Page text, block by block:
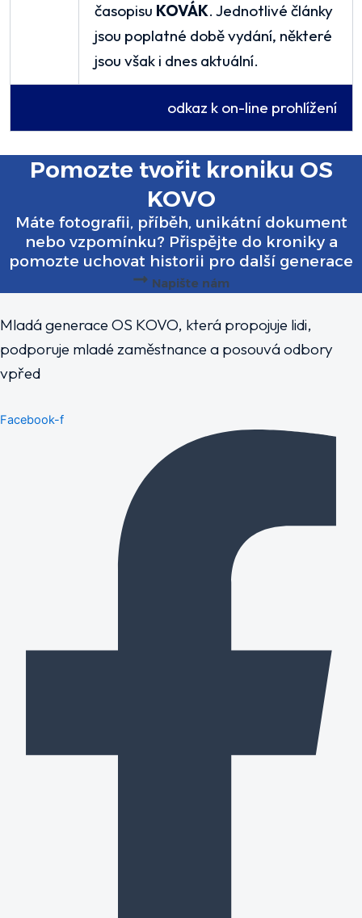
časopisu KOVÁK. Jednotlivé články
jsou poplatné době vydání, některé
jsou však i dnes aktuální.
odkaz k on-line prohlížení
Pomozte tvořit kroniku OS
KOVO
Máte fotografii, příběh, unikátní dokument
nebo vzpomínku? Přispějte do kroniky a
pomozte uchovat historii pro další generace
Napište nám
Mladá generace OS KOVO, která propojuje lidi,
podporuje mladé zaměstnance a posouvá odbory
vpřed
Facebook-f